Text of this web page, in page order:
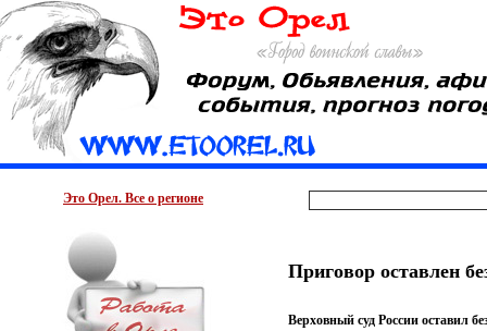
Это Орел. Все о регионе
Приговор оставлен
Верховный суд России оставил